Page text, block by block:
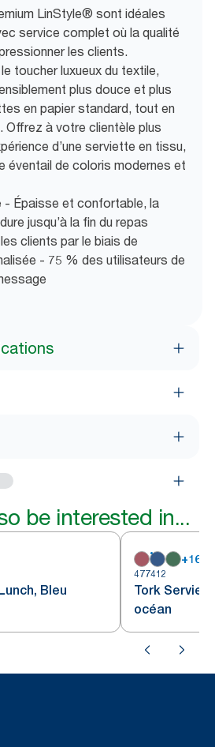
LinStyle® sont idéales
service complet où la qualité
les clients.
toucher luxueux du textile,
plus douce et plus
en papier standard, tout en
à votre clientèle plus
d’une serviette en tissu,
éventail de coloris modernes et
Épaisse et confortable, la
jusqu’à la fin du repas
clients par le biais de
- 75 % des utilisateurs de
be interested in...
Bleu
+16
477412
Tork
océan